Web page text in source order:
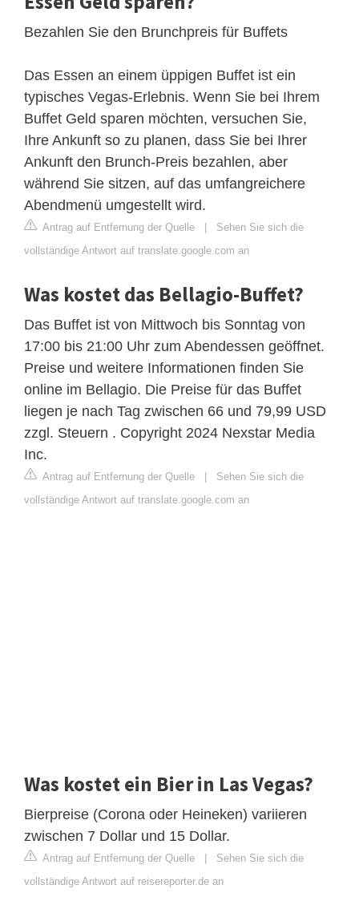
Bezahlen Sie den Brunchpreis für Buffets
Das Essen an einem üppigen Buffet ist ein
typisches Vegas-Erlebnis. Wenn Sie bei Ihrem
Buffet Geld sparen möchten, versuchen Sie,
Ihre Ankunft so zu planen, dass Sie bei Ihrer
Ankunft den Brunch-Preis bezahlen, aber
während Sie sitzen, auf das umfangreichere
Abendmenü umgestellt wird.
Antrag auf Entfernung der Quelle | Sehen Sie sich die
vollständige Antwort auf translate.google.com an
Was kostet das Bellagio-Buffet?
Das Buffet ist von Mittwoch bis Sonntag von
17:00 bis 21:00 Uhr zum Abendessen geöffnet.
Preise und weitere Informationen finden Sie
online im Bellagio. Die Preise für das Buffet
liegen je nach Tag zwischen 66 und 79,99 USD
zzgl. Steuern . Copyright 2024 Nexstar Media
Inc.
Antrag auf Entfernung der Quelle | Sehen Sie sich die
vollständige Antwort auf translate.google.com an
Was kostet ein Bier in Las Vegas?
Bierpreise (Corona oder Heineken) variieren
zwischen 7 Dollar und 15 Dollar.
Antrag auf Entfernung der Quelle | Sehen Sie sich die
vollständige Antwort auf reisereporter.de an